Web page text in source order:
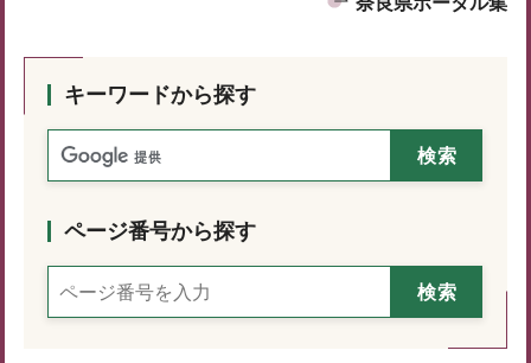
キーワードから探す
ページ番号から探す